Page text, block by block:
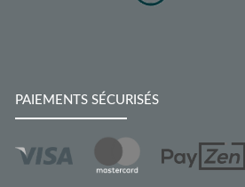
PAIEMENTS SÉCURISÉS